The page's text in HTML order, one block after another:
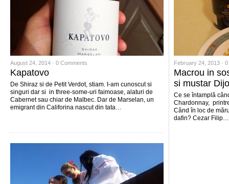
August 24, 2014 · 0 Comments
Kapatovo
De Shiraz si de Petit Verdot, stiam. I-am cunoscut si
singuri dar si in three-some-uri faimoase, alaturi de
Cabernet sau chiar de Malbec. Dar de Marselan, un
emigrant din Califorina nascut din tata…
February 24, 2013 · 0
Macrou in
si mustar
Ce se întamplă
Chardonnay,
Când în loc de
dafin? Cezar Filip…